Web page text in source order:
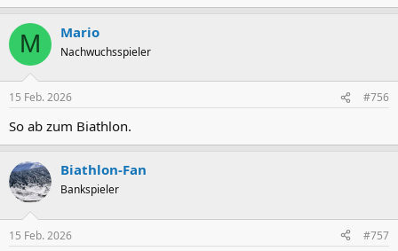
M Mario
Nachwuchsspieler
15 Feb. 2026 #756
So ab zum Biathlon.
Biathlon-Fan
Bankspieler
15 Feb. 2026 #757